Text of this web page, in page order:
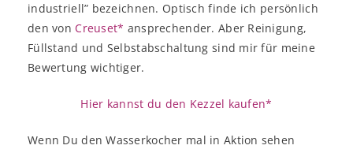
industriell” bezeichnen. Optisch finde ich persönlich
den vonCreuset* ansprechender. Aber Reinigung,
Füllstand und Selbstabschaltung sind mir für meine
Bewertung wichtiger.
Hier kannst du den Kezzel kaufen*
Wenn Du den Wasserkocher mal in Aktion sehen